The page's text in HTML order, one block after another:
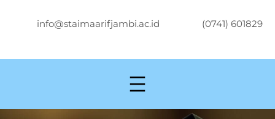
info@staimaarifjambi.ac.id (0741) 601829